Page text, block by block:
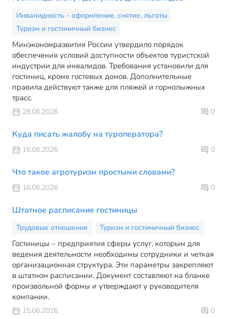
Инвалидность - оформление, снятие, льготы
Туризм и гостиничный бизнес
Минэкономразвития России утвердило порядок
обеспечения условий доступности объектов туристской
индустрии для инвалидов. Требования установили для
гостиниц, кроме гостевых домов. Дополнительные
правила действуют также для пляжей и горнолыжных
трасс.
28.06.2026 0
Куда писать жалобу на туроператора?
16.06.2026 0
Что такое агротуризм простыми словами?
16.06.2026 0
Штатное расписание гостиницы
Трудовые отношения Туризм и гостиничный бизнес
Гостиницы – предприятия сферы услуг, которым для
ведения деятельности необходимы сотрудники и четкая
организационная структура. Эти параметры закрепляют
в штатном расписании. Документ составляют на бланке
произвольной формы и утверждают у руководителя
компании.
15.06.2026 0